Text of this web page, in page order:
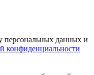
персональных данных и
конфиденциальности